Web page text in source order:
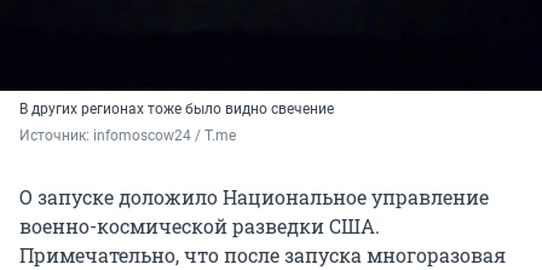
В других регионах тоже было видно свечение
Источник: infomoscow24 / T.me
О запуске доложило Национальное управление
военно-космической разведки США.
Примечательно, что после запуска многоразовая